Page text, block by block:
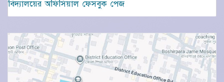
বিদ্যালয়ের অফিসিয়াল ফেসবুক পেজ